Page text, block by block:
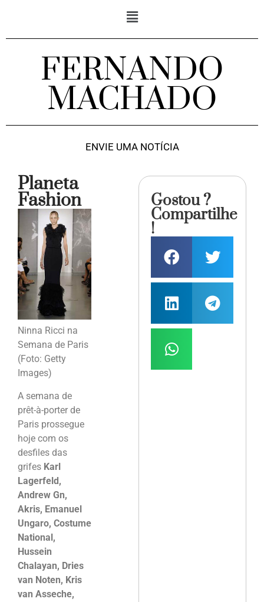
FERNANDO
MACHADO
ENVIE UMA NOTÍCIA
Planeta
Fashion
Ninna Ricci na
Semana de Paris
(Foto: Getty
Images)
A semana de
prêt-à-porter de
Paris prossegue
hoje com os
desfiles das
grifes Karl
Lagerfeld,
Andrew Gn,
Akris, Emanuel
Ungaro, Costume
National,
Hussein
Chalayan, Dries
van Noten, Kris
van Asseche,
Gostou ?
Compartilhe
!